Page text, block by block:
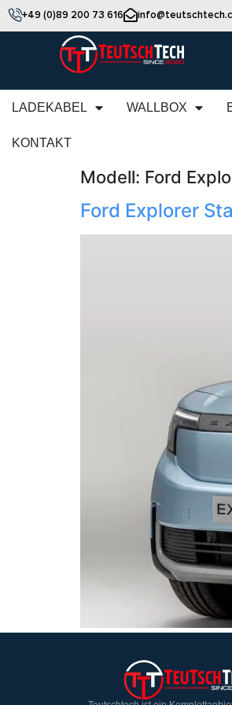
+49 (0)89 200 73 616
LADEKABEL WALLBOX
KONTAKT
Modell: Ford
Ford Explorer